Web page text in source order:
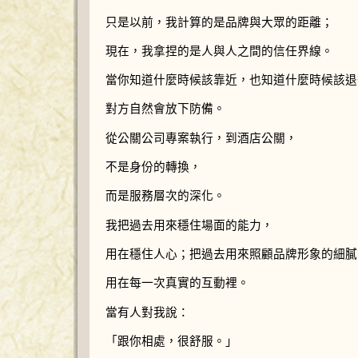
只是以前，我計算的是品牌與大眾的距離；
現在，我拿捏的是人與人之間的信任界線。
當你知道什麼時候該靠近，也知道什麼時候該
對方自然會放下防備。
從公關公司專案執行，到酒店公關，
不是身份的轉換，
而是服務層次的深化。
我把過去用來穩住場面的能力，
用在穩住人心；把過去用來照顧品牌形象的細
用在每一次真實的互動裡。
當有人對我說：
「跟你相處，很舒服。」